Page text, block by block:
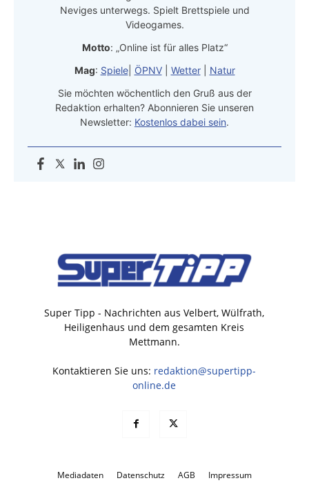
Neviges unterwegs. Spielt Brettspiele und
Videogames.
Motto: „Online ist für alles Platz“
Mag: Spiele| ÖPNV| Wetter| Natur
Sie möchten wöchentlich den Gruß aus der
Redaktion erhalten? Abonnieren Sie unseren
Newsletter: Kostenlos dabei sein.
Super Tipp - Nachrichten aus Velbert, Wülfrath,
Heiligenhaus und dem gesamten Kreis
Mettmann.
Kontaktieren Sie uns: redaktion@supertipp-
online.de
Mediadaten Datenschutz AGB Impressum